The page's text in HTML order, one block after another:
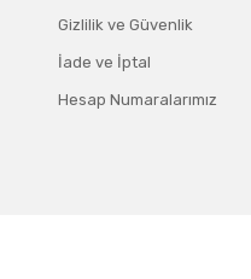
Gizlilik ve Güvenlik
İade ve İptal
Hesap Numaralarımız